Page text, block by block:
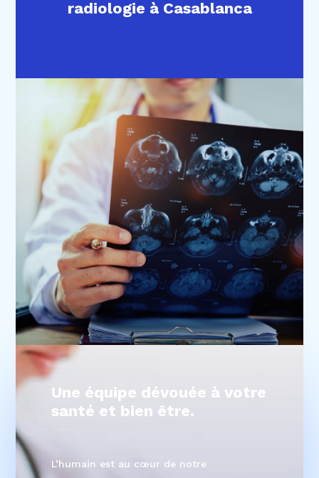
radiologie à Casablanca
Une équipe dévouée à votre
santé et bien être.
L’humain est au cœur de notre